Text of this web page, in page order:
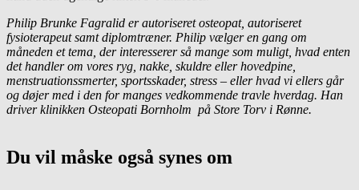
Philip Brunke Fagralid er autoriseret osteopat, autoriseret
fysioterapeut samt diplomtræner. Philip vælger en gang om
måneden et tema, der interesserer så mange som muligt, hvad enten
det handler om vores ryg, nakke, skuldre eller hovedpine,
menstruationssmerter, sportsskader, stress – eller hvad vi ellers går
og døjer med i den for manges vedkommende travle hverdag. Han
driver klinikken Osteopati Bornholm på Store Torv i Rønne.
Du vil måske også synes om